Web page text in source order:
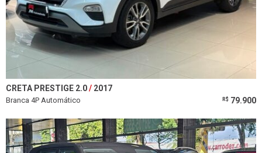
CRETA PRESTIGE 2.0 2017
Branca 4P Automático R$ 79.900